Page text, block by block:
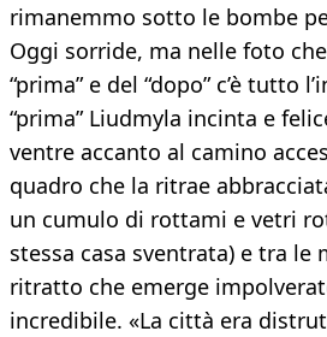
rimanemmo sotto le bombe
Oggi sorride, ma nelle foto
“prima” e del “dopo” c’è tutto
“prima” Liudmyla incinta e
ventre accanto al camino
quadro che la ritrae
un cumulo di rottami e vetri
stessa casa sventrata) e tra le
ritratto che emerge
incredibile. «La città era